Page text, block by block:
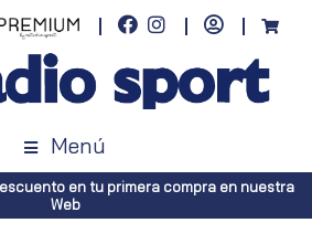
Menú
en tu primera compra en nuestra
Web